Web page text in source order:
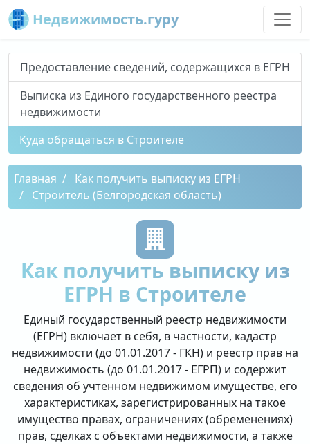
Недвижимость.гуру
Предоставление сведений, содержащихся в ЕГРН
Выписка из Единого государственного реестра
недвижимости
Куда обращаться в Строителе
Главная
Как получить выписку из ЕГРН
Строитель (Белгородская область)
Как получить выписку из
ЕГРН в Строителе
Единый государственный реестр недвижимости
(ЕГРН) включает в себя, в частности, кадастр
недвижимости (до 01.01.2017 - ГКН) и реестр прав на
недвижимость (до 01.01.2017 - ЕГРП) и содержит
сведения об учтенном недвижимом имуществе, его
характеристиках, зарегистрированных на такое
имущество правах, ограничениях (обременениях)
прав, сделках с объектами недвижимости, а также